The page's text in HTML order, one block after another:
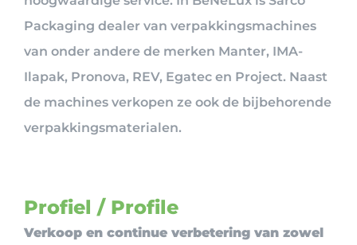
Packaging dealer van verpakkingsmachines
van onder andere de merken Manter, IMA-
Ilapak, Pronova, REV, Egatec en Project. Naast
de machines verkopen ze ook de bijbehorende
verpakkingsmaterialen.
Profiel / Profile
Verkoop en continue verbetering van zowel